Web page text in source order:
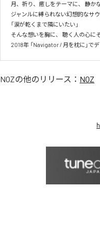
月、祈り、癒しをテーマに、 静か
ジャンルに縛られない幻想的なサ
「涙が乾くまで隣にいたい」
そんな想いを胸に、 聴く人の心に
2018年 「Navigator / 月を枕に」でデ
NOZの他のリリース： NOZ